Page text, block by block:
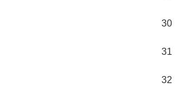
30
31
32